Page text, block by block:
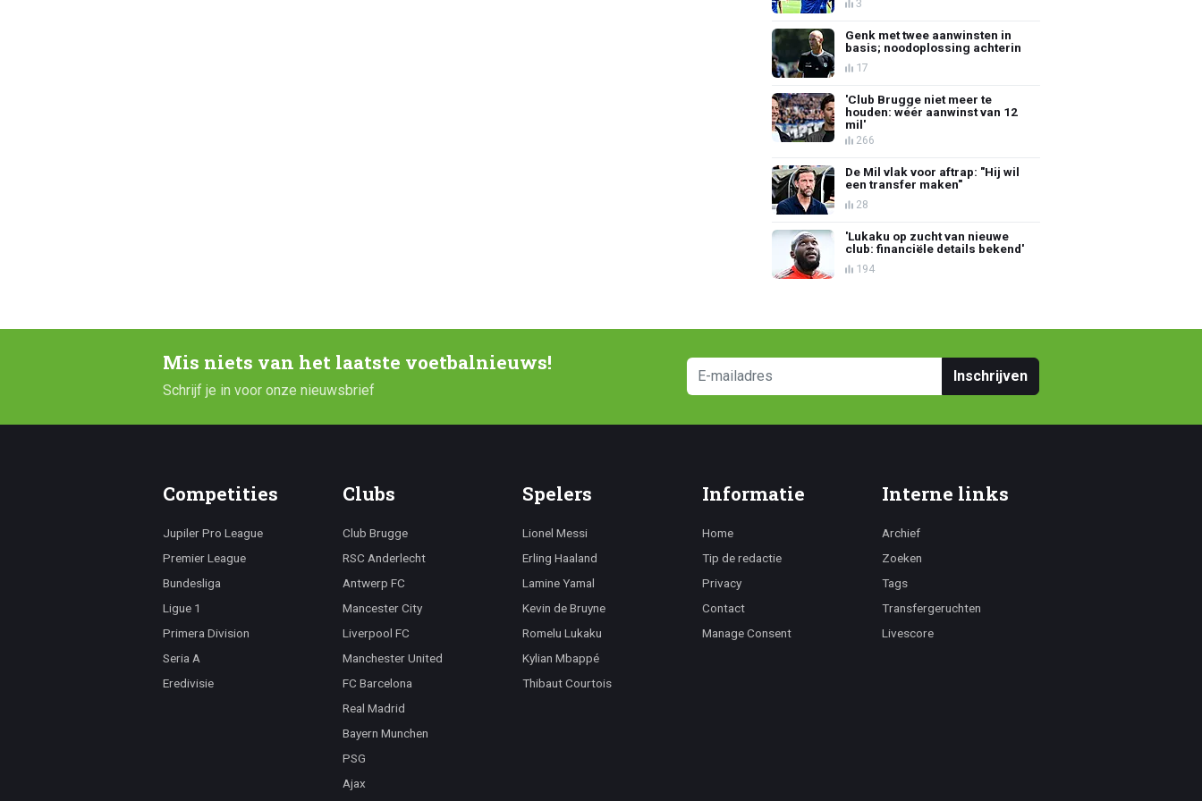
3
Genk met twee aanwinsten in
basis; noodoplossing achterin
17
'Club Brugge niet meer te
houden: wéér aanwinst van 12
mil'
266
De Mil vlak voor aftrap: "Hij wil
een transfer maken"
28
'Lukaku op zucht van nieuwe
club: financiële details bekend'
194
Mis niets van het laatste voetbalnieuws!
Schrijf je in voor onze nieuwsbrief
Inschrijven
Competities
Jupiler Pro League
Premier League
Bundesliga
Ligue 1
Primera Division
Seria A
Eredivisie
Clubs
Club Brugge
RSC Anderlecht
Antwerp FC
Mancester City
Liverpool FC
Manchester United
FC Barcelona
Real Madrid
Bayern Munchen
PSG
Ajax
Spelers
Lionel Messi
Erling Haaland
Lamine Yamal
Kevin de Bruyne
Romelu Lukaku
Kylian Mbappé
Thibaut Courtois
Informatie
Home
Tip de redactie
Privacy
Contact
Manage Consent
Interne links
Archief
Zoeken
Tags
Transfergeruchten
Livescore